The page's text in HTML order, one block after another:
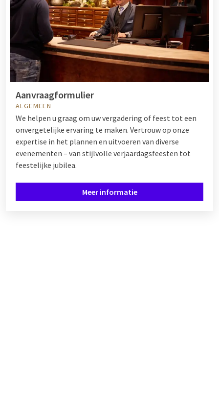
Aanvraagformulier
ALGEMEEN
We helpen u graag om uw vergadering of feest tot een
onvergetelijke ervaring te maken. Vertrouw op onze
expertise in het plannen en uitvoeren van diverse
evenementen – van stijlvolle verjaardagsfeesten tot
feestelijke jubilea.
Meer informatie